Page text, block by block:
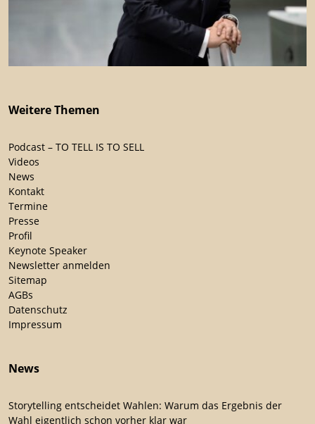
Weitere Themen
Podcast – TO TELL IS TO SELL
Videos
News
Kontakt
Termine
Presse
Profil
Keynote Speaker
Newsletter anmelden
Sitemap
AGBs
Datenschutz
Impressum
News
Storytelling entscheidet Wahlen: Warum das Ergebnis der
Wahl eigentlich schon vorher klar war